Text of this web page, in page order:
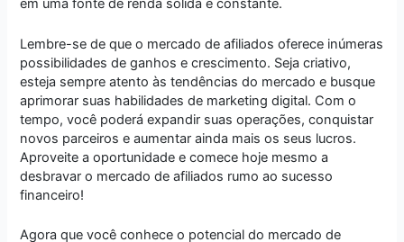
em uma fonte de renda sólida e constante.
Lembre-se de que o mercado de afiliados oferece inúmeras
possibilidades de ganhos e crescimento. Seja criativo,
esteja sempre atento às tendências do mercado e busque
aprimorar suas habilidades de marketing digital. Com o
tempo, você poderá expandir suas operações, conquistar
novos parceiros e aumentar ainda mais os seus lucros.
Aproveite a oportunidade e comece hoje mesmo a
desbravar o mercado de afiliados rumo ao sucesso
financeiro!
Agora que você conhece o potencial do mercado de